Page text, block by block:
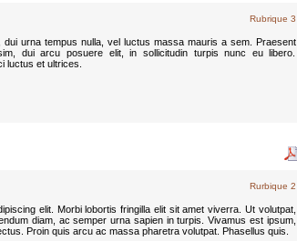
Rubrique 3
dui urna tempus nulla, vel luctus massa mauris a sem. Praesent
dui arcu posuere elit, in sollicitudin turpis nunc eu libero.
luctus et ultrices.
Rurbique 2
elit. Morbi lobortis fringilla elit sit amet viverra. Ut volutpat,
diam, ac semper urna sapien in turpis. Vivamus est ipsum,
Proin quis arcu ac massa pharetra volutpat. Phasellus quis.